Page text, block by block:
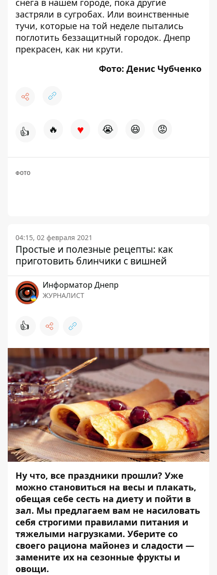
снега в нашем городе, пока другие
застряли в сугробах. Или воинственные
тучи, которые на той неделе пытались
поглотить беззащитный городок. Днепр
прекрасен, как ни крути.
Фото: Денис Чубченко
👍 🔥 ♥ 😭 😆 😡
ФОТО
04:15, 02 февраля 2021
Простые и полезные рецепты: как
приготовить блинчики с вишней
Информатор Днепр
ЖУРНАЛИСТ
👍
Ну что, все праздники прошли? Уже
можно становиться на весы и плакать,
обещая себе сесть на диету и пойти в
зал. Мы предлагаем вам не насиловать
себя строгими правилами питания и
тяжелыми нагрузками. Уберите со
своего рациона майонез и сладости —
замените их на сезонные фрукты и
овощи.